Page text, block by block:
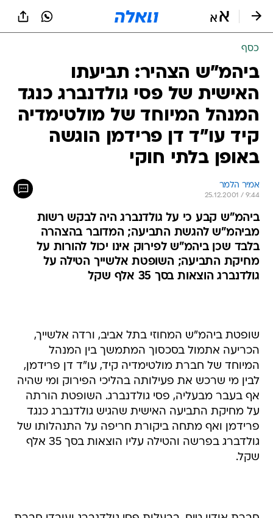
כסף
ביהמ"ש הצהיר: תביעתו
האישית של פסי גולדנברג כנגד
המנהל המיוחד של מולטימדיה
קיד עו"ד דן פרידמן הוגשה
באופן בלתי חוקי
אמיר הלמר
25.12.2001 / 9:44
ביהמ"ש קבע כי על גולדנברג היה לבקש רשות
מביהמ"ש להגשת התביעה; המדובר בהצהרה
בלבד שכן ביהמ"ש לפירוק אינו יכול להורות על
מחיקת התביעה; השופטת אלשייך הטילה על
גולדנברג הוצאות בסך 35 אלף שקל
שופטת ביהמ"ש המחוזי בתל אביב, ורדה אלשייך,
הכריעה אתמול בסכסוך המתמשך בין המנהל
המיוחד של חברת מולטימדיה קיד, עו"ד דן פרידמן,
לבין מי שרכש את פעילותה בהליכי הפירוק ומי שהיה
אף בעבר מבעליה, פסי גולדנברג. השופטת הורתה
על מחיקת התביעה האישית שהגיש גולדנברג כנגד
פרידמן ואף מתחה ביקורת חריפה על התנהלותו של
גולדברג בפרשה והטילה עליו הוצאות בסך 35 אלף
שקל.